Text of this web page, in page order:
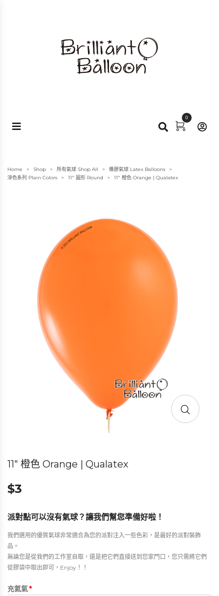
0
Home > Shop > 所有氣球 Shop All > 橡膠氣球 Latex Balloons >
淨色系列 Plain Colors > 11" 圓形 Round > 11″ 橙色 Orange | Qualatex
11″ 橙色 Orange | Qualatex
$3
派對點可以沒有氣球？讓我們幫您準備好啦！
我們選用的優質氣球非常適合為您的派對注入一些色彩，是最好的派對裝飾
品。
無論您是從我們的工作室自取，還是把它們直接送到您家門口，您只需將它們
從膠袋中取出即可，Enjoy！！
充氦氣*